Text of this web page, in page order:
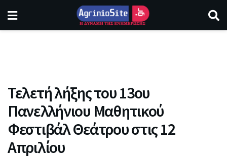
Τελετή λήξης του 13ου
Πανελλήνιου Μαθητικού
Φεστιβάλ Θεάτρου στις 12
Απριλίου